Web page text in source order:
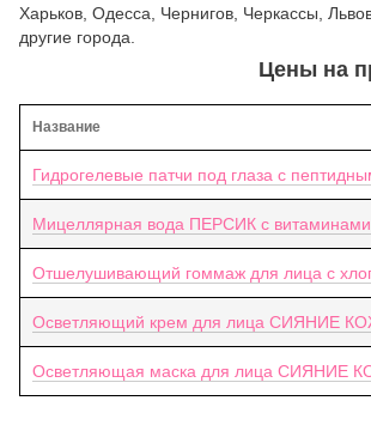
Харьков, Одесса, Чернигов, Черкассы,
другие города.
Цены на
Название
Гидрогелевые патчи под глаза с
Мицеллярная вода ПЕРСИК с
Отшелушивающий гоммаж для лица с
Осветляющий крем для лица СИЯНИЕ
Осветляющая маска для лица СИЯНИЕ